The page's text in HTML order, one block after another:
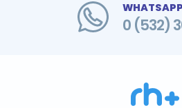
0 (532)